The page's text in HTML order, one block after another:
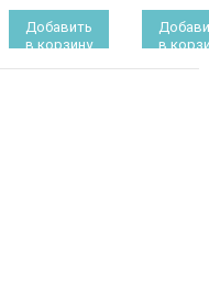
Добавить
в корзину
в